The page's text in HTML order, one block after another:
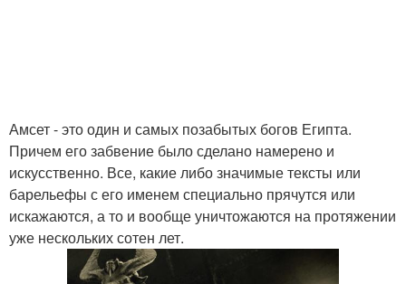
Амсет - это один и самых позабытых богов Египта.
Причем его забвение было сделано намерено и
искусственно. Все, какие либо значимые тексты или
барельефы с его именем специально прячутся или
искажаются, а то и вообще уничтожаются на протяжении
уже нескольких сотен лет.